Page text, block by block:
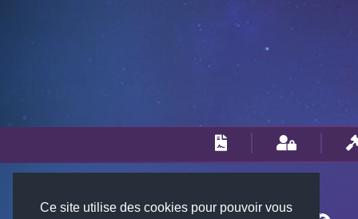
Ce site utilise des cookies pour pouvoir vous